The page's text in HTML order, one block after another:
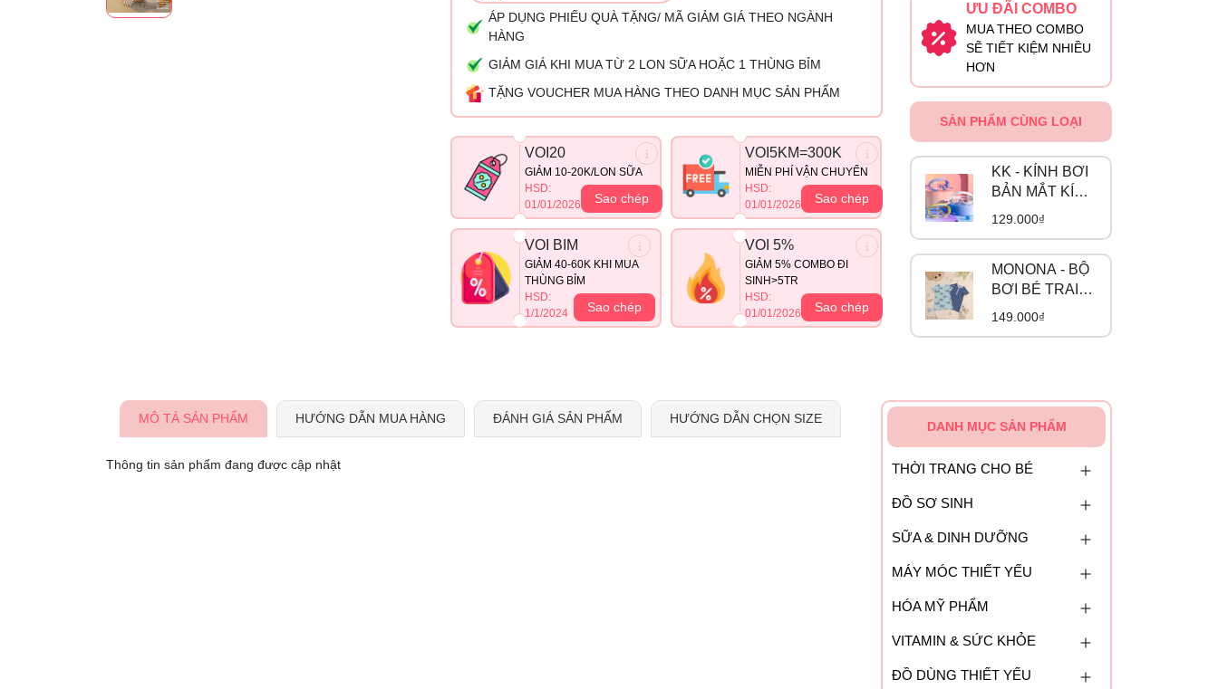
ÁP DỤNG PHIẾU QUÀ TẶNG/ MÃ GIẢM GIÁ THEO NGÀNH
HÀNG
GIẢM GIÁ KHI MUA TỪ 2 LON SỮA HOẶC 1 THÙNG BỈM
TẶNG VOUCHER MUA HÀNG THEO DANH MỤC SẢN PHẨM
VOI20
GIẢM 10-20K/LON SỮA
HSD:
01/01/2026
Sao chép
VOI5KM=300K
MIỄN PHÍ VẬN CHUYỂN
HSD:
01/01/2026
Sao chép
VOI BIM
GIẢM 40-60K KHI MUA
THÙNG BỈM
HSD:
1/1/2024
Sao chép
VOI 5%
GIẢM 5% COMBO ĐI
SINH>5TR
HSD:
01/01/2026
Sao chép
ƯU ĐÃI COMBO
MUA THEO COMBO
SẼ TIẾT KIỆM NHIỀU
HƠN
SẢN PHẨM CÙNG LOẠI
KK - KÍNH BƠI
BẢN MẮT KÍNH
TO
129.000₫
MONONA - BỘ
BƠI BÉ TRAI
(80-100)
149.000₫
MÔ TẢ SẢN PHẨM HƯỚNG DẪN MUA HÀNG ĐÁNH GIÁ SẢN PHẨM HƯỚNG DẪN CHỌN SIZE
Thông tin sản phẩm đang được cập nhật
DANH MỤC SẢN PHẨM
THỜI TRANG CHO BÉ
ĐỒ SƠ SINH
SỮA & DINH DƯỠNG
MÁY MÓC THIẾT YẾU
HÓA MỸ PHẨM
VITAMIN & SỨC KHỎE
ĐỒ DÙNG THIẾT YẾU